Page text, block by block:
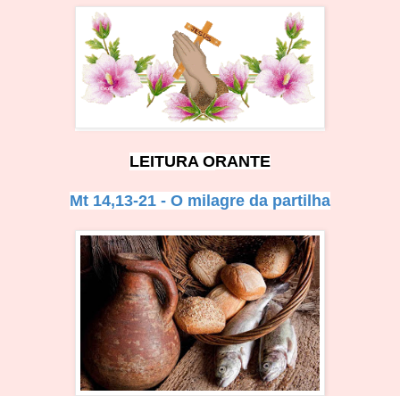
LEITURA ORANTE
Mt 14,13-21 - O milagre da partilha